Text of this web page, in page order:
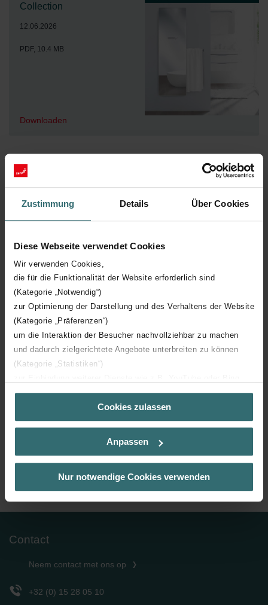
Zustimmung Details Über Cookies
Diese Webseite verwendet Cookies
Wir verwenden Cookies,
die für die Funktionalität der Website erforderlich sind
(Kategorie „Notwendig“)
zur Optimierung der Darstellung und des Verhaltens der Website
(Kategorie „Präferenzen“)
um die Interaktion der Besucher nachvollziehbar zu machen
und dadurch zielgerichtete Angebote unterbreiten zu können
(Kategorie „Statistiken“)
(Kategorie „Marketing“)
Über „Details zeigen“ bzw. die Datenschutzerklärung erhalten
Sie weitere Informationen. Durch die Auswahl der Kategorie
der Auswahl von „Statistiken“ willigen Sie ein, dass wir Ihren
Besuchsverlauf auf unserer Website verwenden, um Ihnen die
bestmögliche Nutzererfahrung zu ermöglichen und Ihnen
selbstverständlich über einen Link in der Datenschutzerklärung
Zehnder Group AG: Data Privacy
Zehnder Group Czech Republic s.r.o.: Zásady ochrany
Cookies zulassen
Anpassen
Nur notwendige Cookies verwenden
Collection
12.06.2026
PDF, 10.4 MB
Downloaden
Prijslijst Zehnder Ventilatie
Catalogus
Contact
Neem contact met ons op
+32 (0) 15 28 05 10